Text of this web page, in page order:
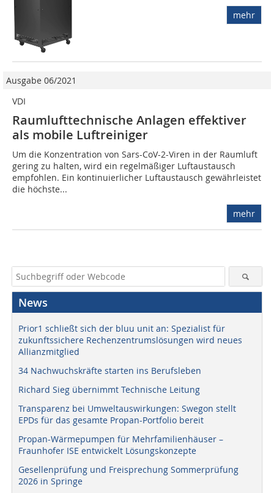
mehr
Ausgabe 06/2021
VDI
Raumlufttechnische Anlagen effektiver
als mobile Luftreiniger
Um die Konzentration von Sars-CoV-2-Viren in der Raumluft
gering zu halten, wird ein regelmäßiger Luftaustausch
empfohlen. Ein kontinuierlicher Luftaustausch gewährleistet
die höchste...
mehr
News
Prior1 schließt sich der bluu unit an: Spezialist für
zukunftssichere Rechenzentrumslösungen wird neues
Allianzmitglied
34 Nachwuchskräfte starten ins Berufsleben
Richard Sieg übernimmt Technische Leitung
Transparenz bei Umweltauswirkungen: Swegon stellt
EPDs für das gesamte Propan-Portfolio bereit
Propan-Wärmepumpen für Mehrfamilienhäuser –
Fraunhofer ISE entwickelt Lösungskonzepte
Gesellenprüfung und Freisprechung Sommerprüfung
2026 in Springe